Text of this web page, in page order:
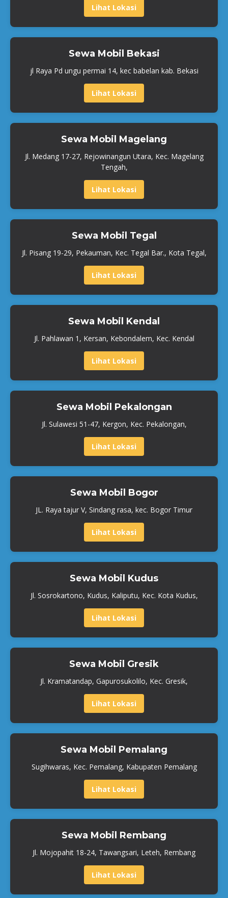
Lihat Lokasi
Sewa Mobil Bekasi
jl Raya Pd ungu permai 14, kec babelan kab. Bekasi
Lihat Lokasi
Sewa Mobil Magelang
Jl. Medang 17-27, Rejowinangun Utara, Kec. Magelang
Tengah,
Lihat Lokasi
Sewa Mobil Tegal
Jl. Pisang 19-29, Pekauman, Kec. Tegal Bar., Kota Tegal,
Lihat Lokasi
Sewa Mobil Kendal
Jl. Pahlawan 1, Kersan, Kebondalem, Kec. Kendal
Lihat Lokasi
Sewa Mobil Pekalongan
Jl. Sulawesi 51-47, Kergon, Kec. Pekalongan,
Lihat Lokasi
Sewa Mobil Bogor
JL. Raya tajur V, Sindang rasa, kec. Bogor Timur
Lihat Lokasi
Sewa Mobil Kudus
Jl. Sosrokartono, Kudus, Kaliputu, Kec. Kota Kudus,
Lihat Lokasi
Sewa Mobil Gresik
Jl. Kramatandap, Gapurosukolilo, Kec. Gresik,
Lihat Lokasi
Sewa Mobil Pemalang
Sugihwaras, Kec. Pemalang, Kabupaten Pemalang
Lihat Lokasi
Sewa Mobil Rembang
Jl. Mojopahit 18-24, Tawangsari, Leteh, Rembang
Lihat Lokasi